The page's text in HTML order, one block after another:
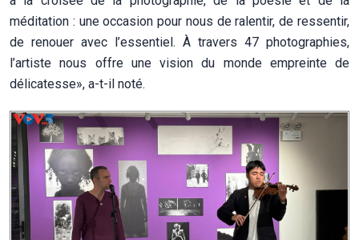
méditation : une occasion pour nous de ralentir, de ressentir,
de renouer avec l’essentiel. À travers 47 photographies,
l’artiste nous offre une vision du monde empreinte de
délicatesse», a-t-il noté.